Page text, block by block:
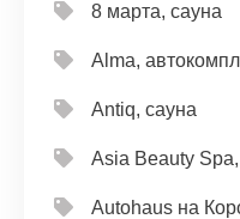
8 марта, сауна
Alma,
Antiq, сауна
Asia Beauty
Autohaus на